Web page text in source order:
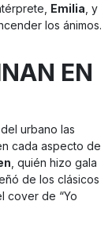
Emilia , y
los ánimos.
EN
urbano las
cada aspecto de
, quién hizo gala
de los clásicos
cover de “Yo